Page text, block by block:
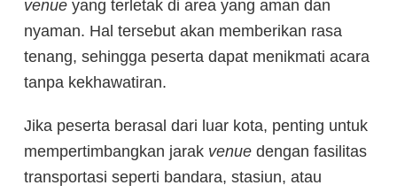
venue yang terletak di area yang aman dan
nyaman. Hal tersebut akan memberikan rasa
tenang, sehingga peserta dapat menikmati acara
tanpa kekhawatiran.
Jika peserta berasal dari luar kota, penting untuk
mempertimbangkan jarak venue dengan fasilitas
transportasi seperti bandara, stasiun, atau